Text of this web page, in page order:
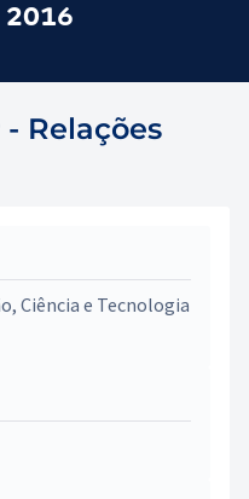
2016
- Relações
Ciência e Tecnologia